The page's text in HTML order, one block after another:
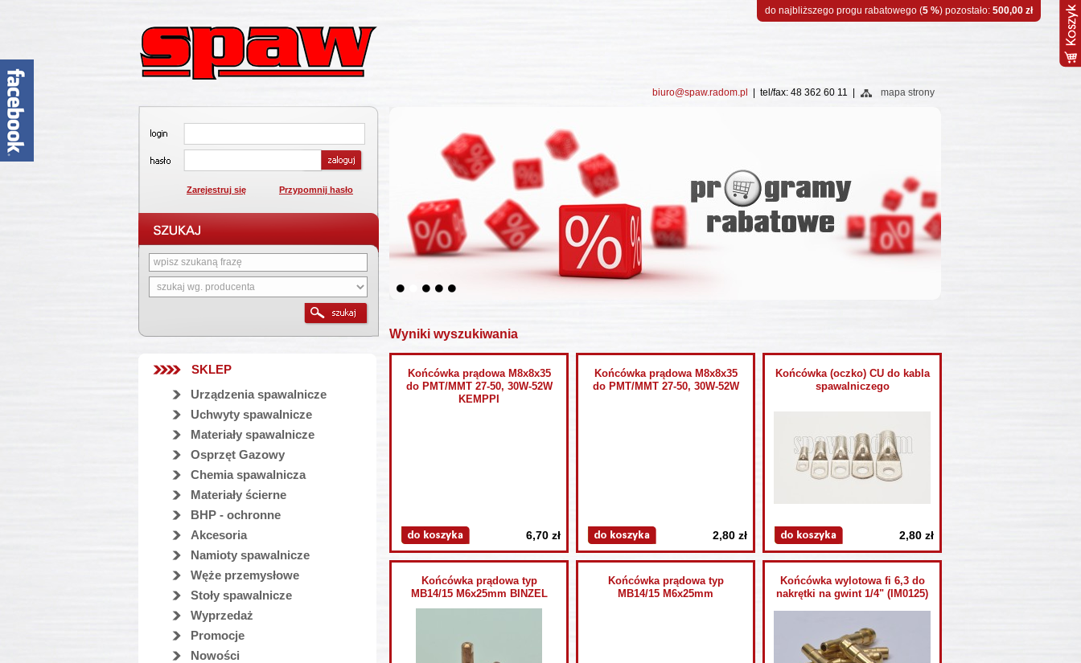
do najbliższego progu rabatowego (5 %) pozostało: 500,00 zł
Zarejestruj się Przypomnij hasło
SKLEP
Urządzenia spawalnicze
Uchwyty spawalnicze
Materiały spawalnicze
Osprzęt Gazowy
Chemia spawalnicza
Materiały ścierne
BHP - ochronne
Akcesoria
Namioty spawalnicze
Węże przemysłowe
Stoły spawalnicze
Wyprzedaż
Promocje
Nowości
mapa strony
biuro@spaw.radom.pl | tel/fax: 48 362 60 11 |
4
Wyniki wyszukiwania
Końcówka prądowa M8x8x35
do PMT/MMT 27-50, 30W-52W
KEMPPI
6,70 zł
Końcówka prądowa M8x8x35
do PMT/MMT 27-50, 30W-52W
2,80 zł
Końcówka (oczko) CU do kabla
spawalniczego
2,80 zł
Końcówka prądowa typ
MB14/15 M6x25mm BINZEL
Końcówka prądowa typ
MB14/15 M6x25mm
Końcówka wylotowa fi 6,3 do
nakrętki na gwint 1/4" (IM0125)